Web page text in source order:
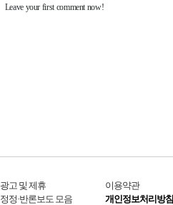
광고 및 제휴
정정·반론보도 모음
이용약관
개인정보처리방침